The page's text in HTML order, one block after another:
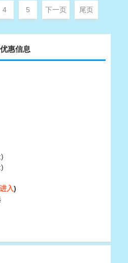
4 5 下一页 尾页
惠信息
入)